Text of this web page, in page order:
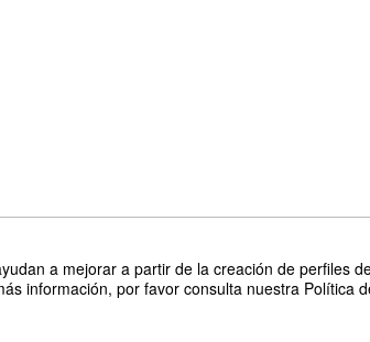
a mejorar a partir de la creación de perfiles
información, por favor consulta nuestra Política
Organizado por Unidadad de Cultura Científica